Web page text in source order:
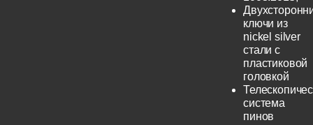
ключи из
nickel silver
стали с
пластиковой
головкой
система
пинов